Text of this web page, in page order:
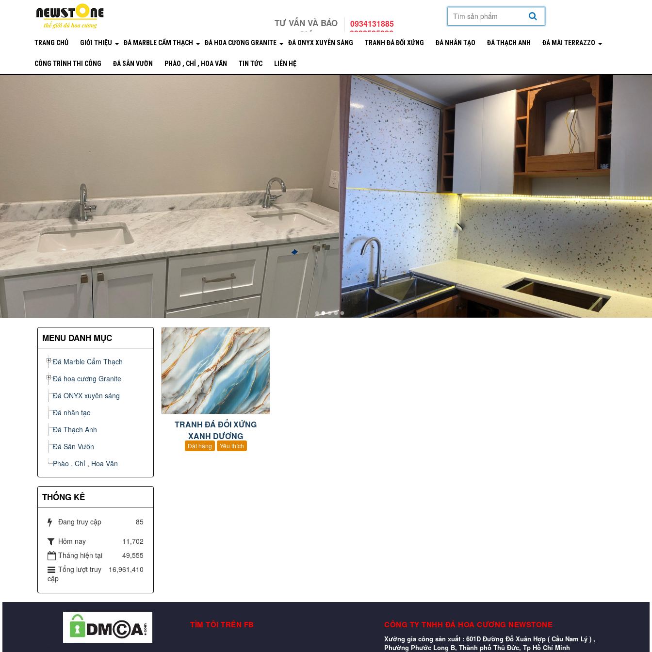
TƯ VẤN VÀ BÁO
GIÁ
0934131885
0932585286
TRANG CHỦ GIỚI THIỆU ĐÁ MARBLE CẨM THẠCH ĐÁ HOA CƯƠNG GRANITE ĐÁ ONYX XUYÊN SÁNG TRANH ĐÁ ĐỐI XỨNG ĐÁ NHÂN TẠO ĐÁ THẠCH ANH ĐÁ MÀI TERRAZZO
CÔNG TRÌNH THI CÔNG ĐÁ SÂN VƯỜN PHÀO , CHỈ , HOA VĂN TIN TỨC LIÊN HỆ
TRANH ĐÁ ĐỐI XỨNG
XANH DƯƠNG
Đặt hàng Yêu thích
MENU DANH MỤC
Đá Marble Cẩm Thạch
Đá hoa cương Granite
Đá ONYX xuyên sáng
Đá nhân tạo
Đá Thạch Anh
Đá Sân Vườn
Phào , Chỉ , Hoa Văn
THỐNG KÊ
Đang truy cập
85
Hôm nay
11,702
Tháng hiện tại
49,555
Tổng lượt truy
cập
16,961,410
TÌM TÔI TRÊN FB CÔNG TY TNHH ĐÁ HOA CƯƠNG NEWSTONE
Xưởng gia công sản xuất : 601D Đường Đỗ Xuân Hợp ( Cầu Nam Lý ) ,
Phường Phước Long B, Thành phố Thủ Đức, Tp Hồ Chí Minh